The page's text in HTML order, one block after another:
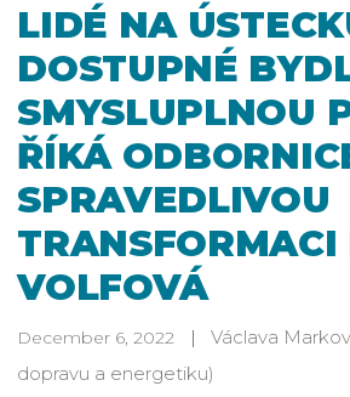
LIDÉ NA
DOSTUPNÉ
SMYSLUPLNOU
ŘÍKÁ
SPRAVEDLIVOU
VOLFOVÁ
December 6, 2022 Václava
dopravu a energetiku)